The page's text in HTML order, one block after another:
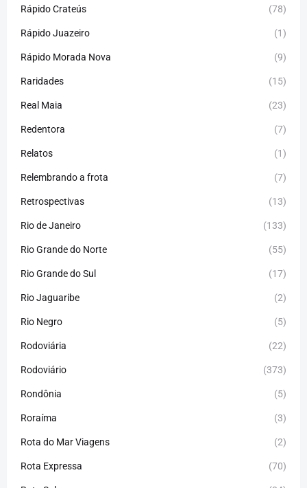
Rápido Crateús (78)
Rápido Juazeiro (1)
Rápido Morada Nova (9)
Raridades (15)
Real Maia (23)
Redentora (7)
Relatos (1)
Relembrando a frota (7)
Retrospectivas (13)
Rio de Janeiro (133)
Rio Grande do Norte (55)
Rio Grande do Sul (17)
Rio Jaguaribe (2)
Rio Negro (5)
Rodoviária (22)
Rodoviário (373)
Rondônia (5)
Roraíma (3)
Rota do Mar Viagens (2)
Rota Expressa (70)